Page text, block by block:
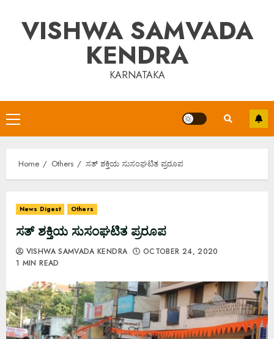
contentVISHWA SAMVADA
KENDRA
KARNATAKA
Primary
Menu
Home Others ಸತ್ ಶಕ್ತಿಯ ಸುಸಂಘಟಿತ ಪ್ರರೂಪ
News Digest Others
ಸತ್ ಶಕ್ತಿಯ ಸುಸಂಘಟಿತ ಪ್ರರೂಪ
VISHWA SAMVADA KENDRA
OCTOBER 24, 2020
1 MIN READ